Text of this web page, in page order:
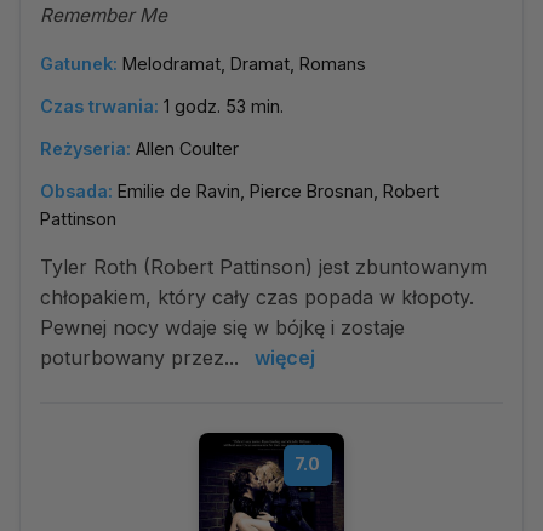
Remember Me
Gatunek: Melodramat, Dramat, Romans
Czas trwania: 1 godz. 53 min.
Reżyseria: Allen Coulter
Obsada: Emilie de Ravin, Pierce Brosnan, Robert
Pattinson
Tyler Roth (Robert Pattinson) jest zbuntowanym
chłopakiem, który cały czas popada w kłopoty.
Pewnej nocy wdaje się w bójkę i zostaje
poturbowany przez...
więcej
7.0